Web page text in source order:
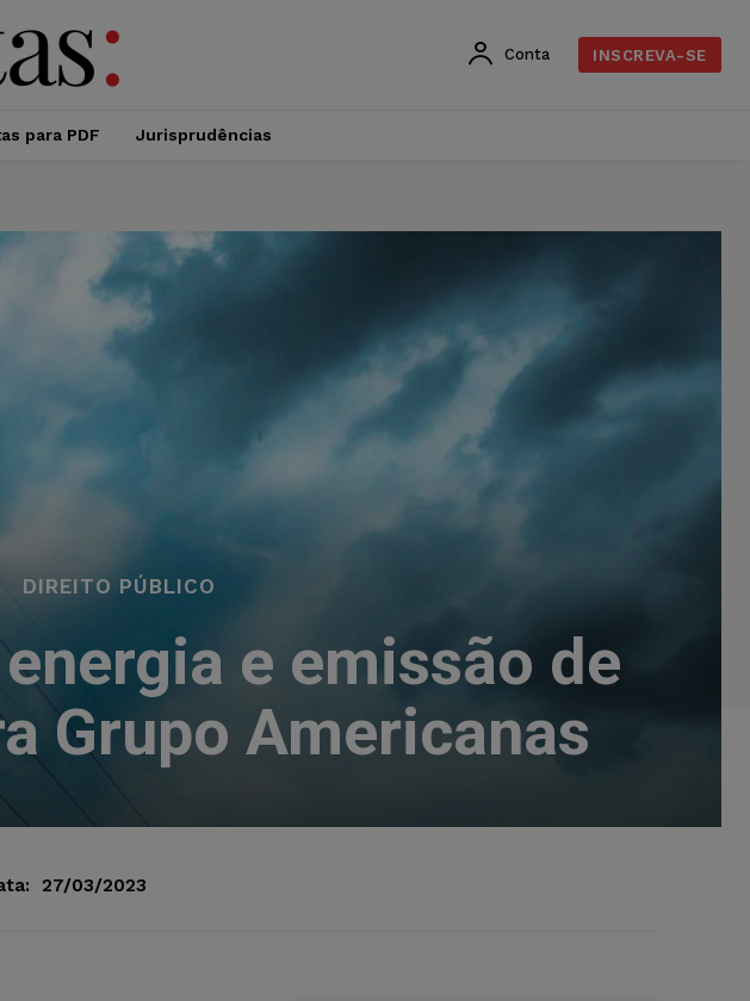
Conta INSCREVA-SE
para PDF Jurisprudências
DIREITO PÚBLICO
e emissão de
Grupo Americanas
27/03/2023